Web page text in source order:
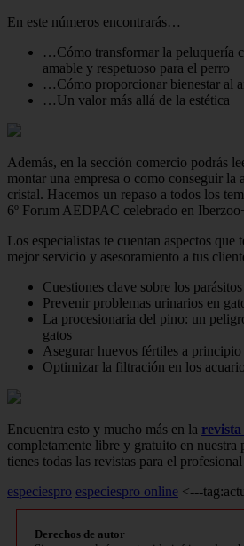
En este números encontrarás…
…Cómo transformar la peluquería
amable y respetuoso para el perro
…Cómo proporcionar bienestar al
…Un valor más allá de la estética
Además, en la sección comercio podrás
montar una empresa o como conseguir la
cristal. Hacemos un repaso a todos los
6º Forum AEDPAC celebrado en
Los especialistas te cuentan aspectos que
mejor servicio y asesoramiento a tus
Cuestiones clave sobre los
Prevenir problemas urinarios en
La procesionaria del pino: un
gatos
Asegurar huevos fértiles a principio
Optimizar la filtración en los
Encuentra esto y mucho más en la revista
completamente libre y gratuito en nuestra
tienes todas las revistas para el
especiespro especiespro online <---
Derechos de autor